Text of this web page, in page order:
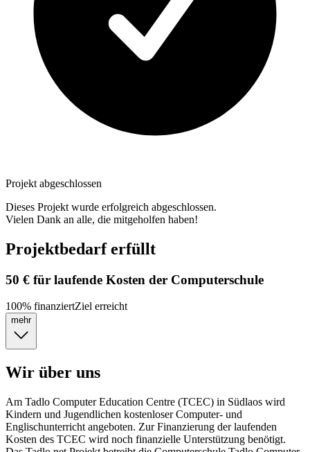
Projekt abgeschlossen
Dieses Projekt wurde erfolgreich abgeschlossen.
Vielen Dank an alle, die mitgeholfen haben!
Projektbedarf erfüllt
50 € für laufende Kosten der Computerschule
100% finanziertZiel erreicht
mehr
Wir über uns
Am Tadlo Computer Education Centre (TCEC) in Südlaos wird
Kindern und Jugendlichen kostenloser Computer- und
Englischunterricht angeboten. Zur Finanzierung der laufenden
Kosten des TCEC wird noch finanzielle Unterstützung benötigt.